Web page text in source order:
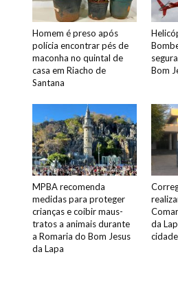
Homem é preso após
polícia encontrar pés de
maconha no quintal de
casa em Riacho de
Santana
Bom
MPBA recomenda
medidas para proteger
crianças e coibir maus-
tratos a animais durante
a Romaria do Bom Jesus
da Lapa
da